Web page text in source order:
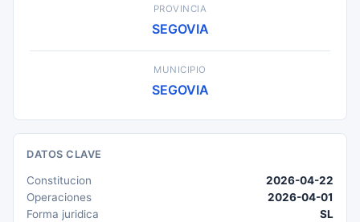
PROVINCIA
SEGOVIA
MUNICIPIO
SEGOVIA
DATOS CLAVE
Constitucion
2026-04-22
Operaciones
2026-04-01
Forma juridica
SL